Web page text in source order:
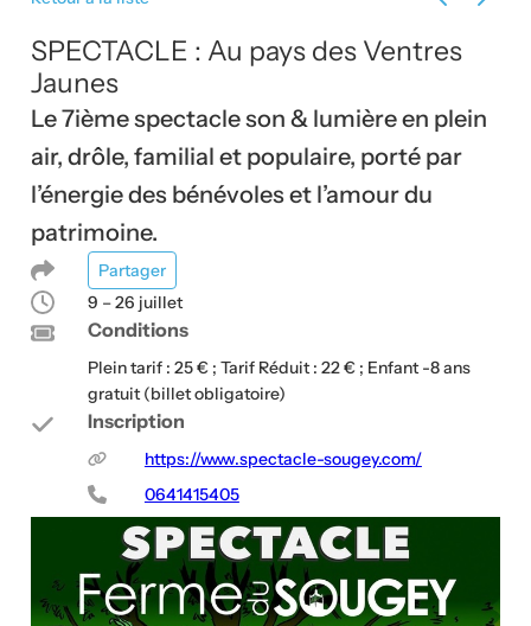
SPECTACLE : Au pays des Ventres
Jaunes
Le 7ième spectacle son & lumière en plein
air, drôle, familial et populaire, porté par
l’énergie des bénévoles et l’amour du
patrimoine.
Partager
9 – 26 juillet
Conditions
Plein tarif : 25 € ; Tarif Réduit : 22 € ; Enfant -8 ans
gratuit (billet obligatoire)
Inscription
https://www.spectacle-sougey.com/
0641415405